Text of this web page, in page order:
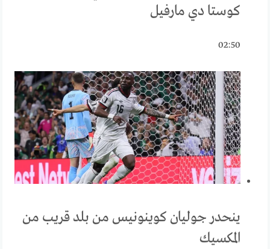
كوستا دي مارفيل
02:50
ينحدر جوليان كوينونيس من بلد قريب من
المكسيك